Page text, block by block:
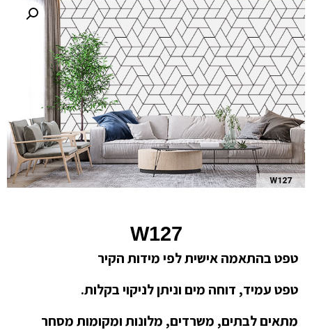
W127
טפט בהתאמה אישית לפי מידות הקיר
טפט עמיד, דוחה מים וניתן לניקוי בקלות.
מתאים לבתים, משרדים, מלונות ומקומות מסחר